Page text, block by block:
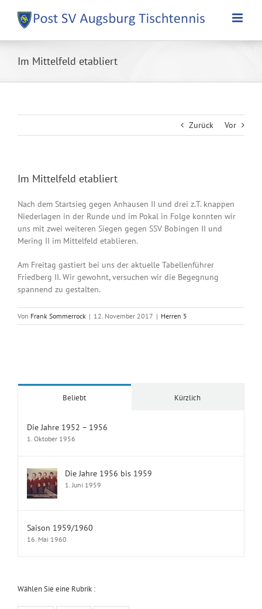
Inhalt
springen
Im Mittelfeld etabliert
Zurück Vor
Im Mittelfeld etabliert
Nach dem Startsieg gegen Anhausen II und drei z.T. knappen
Niederlagen in der Runde und im Pokal in Folge konnten wir
uns mit zwei weiteren Siegen gegen SSV Bobingen II und
Mering II im Mittelfeld etablieren.
Am Freitag gastiert bei uns der aktuelle Tabellenführer
Friedberg II. Wir gewohnt, versuchen wir die Begegnung
spannend zu gestalten.
Von Frank Sommerrock | 12. November 2017 | Herren 5
Beliebt Kürzlich
Die Jahre 1952 – 1956
1. Oktober 1956
Die Jahre 1956 bis 1959
1. Juni 1959
Saison 1959/1960
16. Mai 1960
Wählen Sie eine Rubrik :